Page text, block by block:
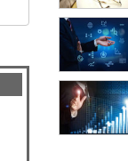
Test & Tools